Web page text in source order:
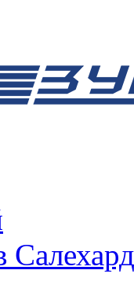
Салехард